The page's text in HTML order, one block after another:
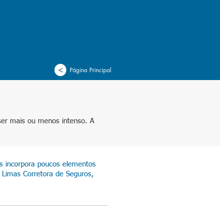
> Página Principal
mais ou menos intenso. A
incorpora poucos elementos
Corretora de Seguros,